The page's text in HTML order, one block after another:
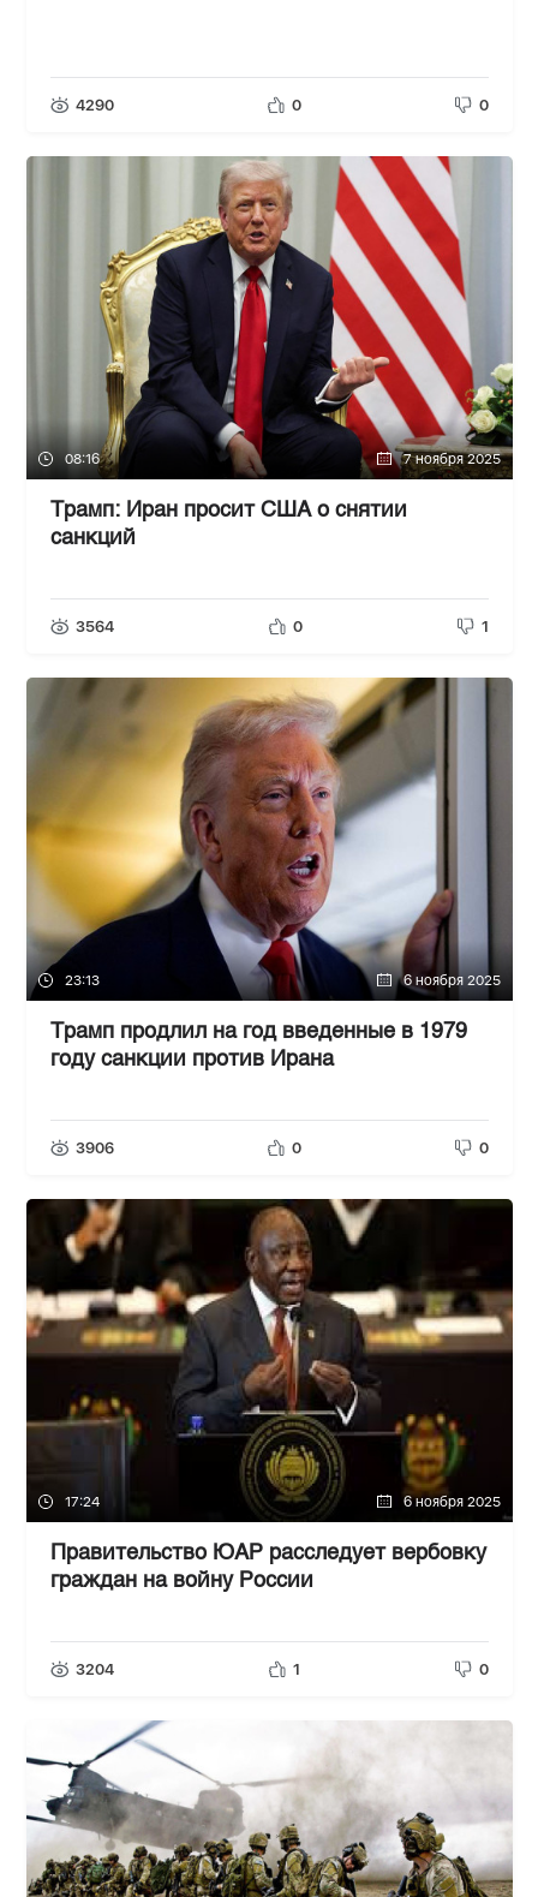
4290 0 0
08:16 7 ноября 2025
Трамп: Иран просит США о снятии
санкций
3564 0 1
23:13 6 ноября 2025
Трамп продлил на год введенные в 1979
году санкции против Ирана
3906 0 0
17:24 6 ноября 2025
Правительство ЮАР расследует вербовку
граждан на войну России
3204 1 0